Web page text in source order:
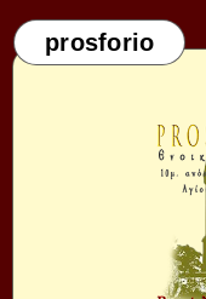
prosforio